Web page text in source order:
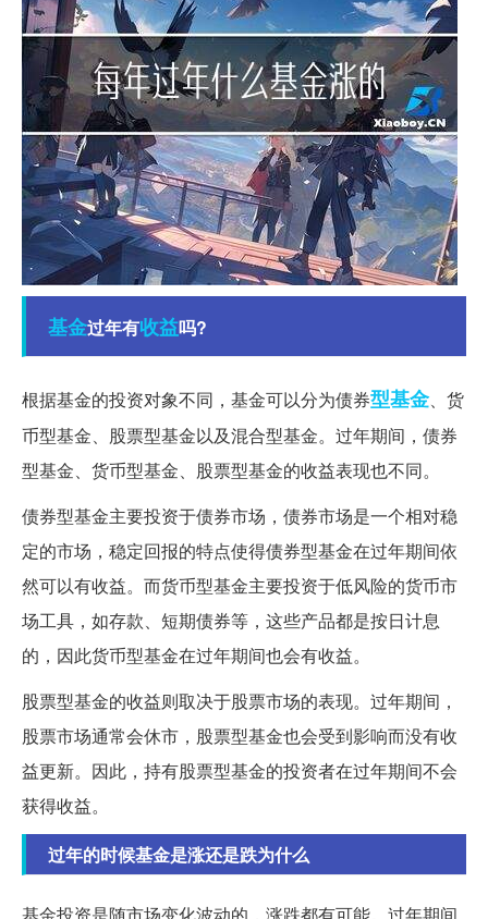
基金过年有收益吗?
根据基金的投资对象不同，基金可以分为债券型基金、货
币型基金、股票型基金以及混合型基金。过年期间，债券
型基金、货币型基金、股票型基金的收益表现也不同。
债券型基金主要投资于债券市场，债券市场是一个相对稳
定的市场，稳定回报的特点使得债券型基金在过年期间依
然可以有收益。而货币型基金主要投资于低风险的货币市
场工具，如存款、短期债券等，这些产品都是按日计息
的，因此货币型基金在过年期间也会有收益。
股票型基金的收益则取决于股票市场的表现。过年期间，
股票市场通常会休市，股票型基金也会受到影响而没有收
益更新。因此，持有股票型基金的投资者在过年期间不会
获得收益。
过年的时候基金是涨还是跌为什么